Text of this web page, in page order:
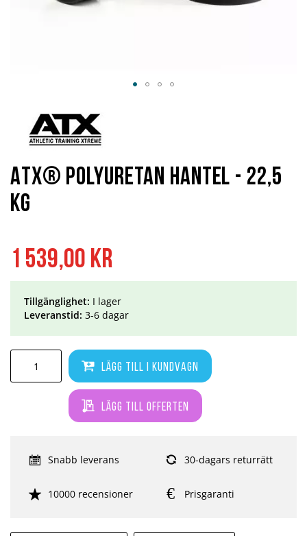
1 539,00 kr
Lägg till i kundvagn
Lägg till offerten
Tillgänglighet: I lager
Leveranstid: 3-6 dagar
Snabb leverans 30-dagars returrätt
10000 recensioner Prisgaranti
ATX® Polyuretan Hantel - 22,5
kg
början
bildgalleriet